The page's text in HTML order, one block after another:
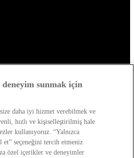
sunmak için
daha iyi hizmet verebilmek ve
hızlı ve kişiselleştirilmiş hale
kullanıyoruz. “Yalnızca
seçeneğini tercih etmeniz
özel içerikler ve deneyimler